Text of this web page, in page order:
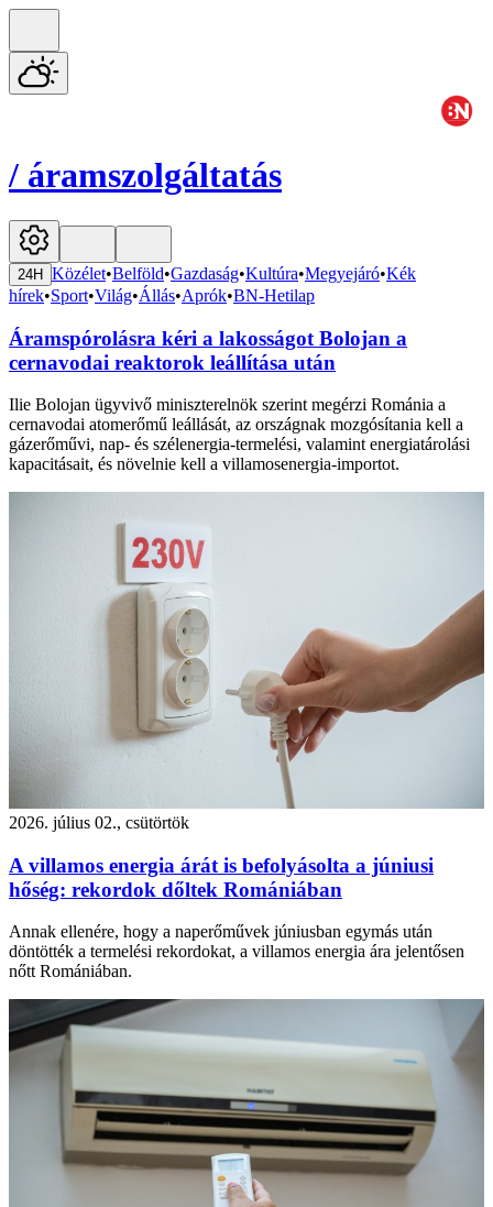
/ áramszolgáltatás
24H Közélet•Belföld•Gazdaság•Kultúra•Megyejáró•Kék
hírek•Sport•Világ•Állás•Aprók•BN-Hetilap
Áramspórolásra kéri a lakosságot Bolojan a
cernavodai reaktorok leállítása után
Ilie Bolojan ügyvivő miniszterelnök szerint megérzi Románia a
cernavodai atomerőmű leállását, az országnak mozgósítania kell a
gázerőművi, nap- és szélenergia-termelési, valamint energiatárolási
kapacitásait, és növelnie kell a villamosenergia-importot.
2026. július 02., csütörtök
A villamos energia árát is befolyásolta a júniusi
hőség: rekordok dőltek Romániában
Annak ellenére, hogy a naperőművek júniusban egymás után
döntötték a termelési rekordokat, a villamos energia ára jelentősen
nőtt Romániában.